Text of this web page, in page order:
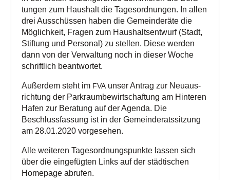
tun­gen zum Haus­halt die Tages­ord­nun­gen. In allen
drei Aus­schüs­sen haben die Gemein­de­rä­te die
Mög­lich­keit, Fra­gen zum Haus­halts­ent­wurf (Stadt,
Stif­tung und Per­so­nal) zu stel­len. Die­se wer­den
dann von der Ver­wal­tung noch in die­ser Woche
schrift­lich beantwortet.
Außer­dem steht im FVA unser Antrag zur Neu­aus­
rich­tung der Park­raum­be­wirt­schaf­tung am Hin­te­ren
Hafen zur Bera­tung auf der Agen­da. Die
Beschluss­fas­sung ist in der Gemein­de­rats­sit­zung
am 28.01.2020 vorgesehen.
Alle wei­te­ren Tages­ord­nungs­punk­te las­sen sich
über die ein­ge­füg­ten Links auf der städ­ti­schen
Home­page abrufen.